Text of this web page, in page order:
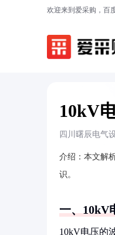
欢迎来到爱采购，百
10kV
四川曙辰电气
介绍： 本文解
识。
一、10kV
10kV电压的